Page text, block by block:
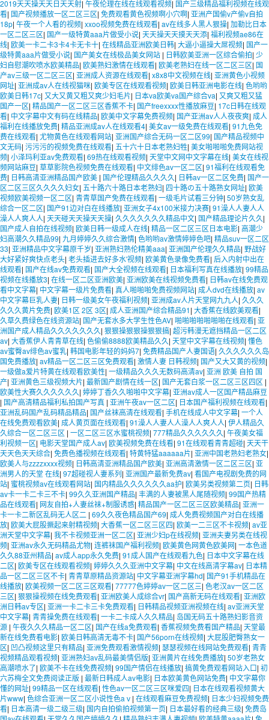
2019天天操天天日天天射| 午夜伦理在线在线观看视频| 国产三级精品福利视频在线观
看| 国产视频播放一区二区三区| 免费观看黄色视频啊小穴啊| 亚洲产国偷v产偷v自拍
18p| 午夜一个人看的视频| xxoo视频免费在线观看| av在线多人黑人狠操| 加勒比日本
一区二区三区| 国产一级特黄aaa片做受小说| 天天操天天摸天天添| 福利视频ae86在
线| 欧美一卡二卡3卡4卡无卡十| 在线精品亚洲欧美日韩| 大逼小逼操大屌视频| 国产一
级特黄aaa片做受小说| 国产美女在线极品美女网站 | 日韩欧美亚洲一区综合偷拍| 少
妇自慰潮吹喷水欧美精品| 欧美熟妇激情在线观看| 欧美老熟妇在线一区二区三区| 国
产av三级一区二区三区| 亚洲成人资源在线观看| x8x8中文视频在线| 亚洲黄色小视频
网址| 亚洲成av人在线视猫咪| 欧美专区在线观看视频| 欧美日韩亚洲电影在线| 色哟哟
欧美日韩17c| 又大又黄又粗又爽少妇毛片| 日本va欧美va国产综合va| 又爽又粗又猛
国产一区| 精品国产一区二区三区香蕉不卡| 国产freexxxx性播放麻豆| 17c日韩在线观
看| 中文字幕中文有码在线精品| 欧美中文字幕免费视频| 国产亚洲av人人夜夜爽| 成人
福利在线播放免费| 精品亚洲成av人在线观看4| 美女av一级免费在线观看| 91九色免
费在线观看| 尤物黄色在线观看网站| 亚洲国产综合无码一区二区99| 国产精品视频中
文无码| 污污污的视频免费在线观看| 五十六十日本老熟妇牲| 美女啪啪啪免费网站视
频| 小泽玛利亚av免费观看| 69热在线观看视频| 天堂中文网中文字幕在线| 美女在线视
频网站麻豆| 草草影院色视频免费在线观看| 中文绯色av一区二区| 91福利在线观看免
费| 日韩高清亚洲精品国产欧美 | 国产伦理精品久久久久| 日韩av一区二区免费| 国产一
区二区三区久久久久妇女| 五十路六十路日本老熟妇| 四十路の五十路熟女网址| 欧美
视频欧美视频一区二区| 青青草国产免费在线观看| 一级毛片试看三分钟| 50岁熟女乱
综合一区二区| 国产91边对白在线播放| 亚洲女子4x100米接力决赛| 91澡人人妻人人
澡人人爽人人| 天天碰天天操天天操| 久久久久久久久精品中文| 国产精品理论片久久|
国产成人自拍在线视频| 欧美日韩一级成人在线| 精品一区二区三区日本电影| 高潮少
妇高潮久久精品99| 九月婷婷久久综合激情| 色哟哟av激情婷婷色吧| 精品suv一区二区
33| 亚洲精品中文字幕原千岁| 亚洲熟妇熟伦精美aaa| 亚洲国产伦理久久精品| 野战好
大好紧好爽快点老头| 老头插进去好多水'视频| 欧美黄色录像免费看| 后入内射中出在
线观看| 国产在线av免费观看| 国产大全视频在线观看| 日本福利写真在线播放| 99精品
视频在线播放3| 在线一区二区亚洲欧美| 亚洲欧美在线视频免费看| 日韩av在线免费观
看中文字幕| 中文字幕一级片免费看| 真人啪啪啪免费视频网站| 成人dvd在线播放| av
中文字幕巨乳人妻| 日韩一级美女午夜福利视频| 亚洲成av人片天堂网九九人| 久久久
久久久黄片免费| 欧美1区 2区 3区| 成人亚洲国产综合精品91| 大香蕉在线欧美观看|
久草久费绿色在线资源站| 国产无套水多大学生性色AV| 啪啪啪啪啪啪啪在线观看| 亚
洲国产成人精品久久久久久久久| 狠狠操狠狠操狠狠搞| 超污韩漫无遮挡精品一区二区
av| 大香蕉伊人青青草在线| 色偷偷8888欧美精品久久| 天堂中文字幕在线视频| 懂色
av蜜臀av绯色av蜜乳| 韩国电影年轻的妈妈7| 免费精品国产人妻国语| 久久久久久久岛
国免费播放| av精品一区二区三区免费观看| 激情人妻 日韩视频| 国产又大又黄的视频|
一级做a爱片特黄在线观看欧美性| 一级精品久久久无数码高清av| 亚洲 欧美 自拍 国
产| 亚洲黄色三级视频大片| 最新国产剧情在线一区| 国产无套白浆一区二区三区四区 |
欧美性大赛久久久久久久| 婷婷丁香久久啪啪中文字幕| 亚洲av成人一区国产精品麻豆
| 国产高清精品福利私拍国产写真 | 亚洲午夜av一区二区| 日本国产福利视频在线观看|
亚洲乱码国产乱码精品精品| 国产丝袜高清在线观看| 手机在线成人中文字幕| 一个人
在线免费观看欧美| 成人黄页面在线观看| 91澡人人妻人人澡人人爽人人| 伊人精品久
久综合一区二区三区 | 一区二区三区水蜜桃视频| 777精品久久久久久久| 午夜美女福
利视频一区| 电影天堂国产成人av| 欧美视频免费在线看| 91在线观看青青超碰| 天天干
天天色天天综合| 免费色播视频在线观看| 特黄特猛aaaaaa片| 亚洲中国老熟妇老熟女|
欧美人与zzzzxxxx视频| 日韩高清亚洲精品国产欧美| 亚洲高清激情一区二区三区| 亚
洲男人的天堂 在线| 97超碰视人妻系列| 亚洲国产最新免费av| 看国产电视剧免费的网
站| 蜜桃视频av在线观看网站| 国内精品久久久久久久aa护| 欧美另类视频第二页| 日韩
av卡一卡二卡三不卡| 99久久亚洲国产精品| 丰满的人妻被黑人尾随视频| 99国产热精
品在线观看| 网友自拍+人妻丝袜+制服诱惑| 精品国产一区二区三区欧美精品| 亚洲一
卡一卡二新区乱码无人区二 | 69久久夜色精品国产69| 成人免费视频国产对白在线播
放| 欧美大屁股撅起来射精视频| 大香蕉一区二区三区四| 欧美一二三区不卡视频| av亚
洲天堂中文字幕| 我不卡视频亚洲一区二区| 亚洲少妇p在线视频| 亚洲夫妻另类在线视
频| 亚洲av永久无码精品尤物| 连裤袜国产福利视频| 欧美黄色网黄色欧美网| 一本色道
久久88亚州精品| av成人app永久免费| 91成人国产在线观看九色| 日本中文字幕在线
二区| 欧美专区在线观看视频| 婷婷久久久亚洲中文字幕| 中文在线高清字幕av| 日本精
品一区二区三区不卡| 青青草原精品资源站| 中文字幕亚洲字幕hd| 国产91手机精品在
线播放| 欧美视频一区二区三区观看| 77777色婷婷av一区二区三| 色老汉av一区二区
三区| 狠狠操视频在线免费观看| 亚洲欧美人成综合vr| 国产高新无码在线观看| 亚洲欧
洲日韩av专区| 亚洲一卡二卡三卡免费观看| 日韩精品视频亚洲视频在线| av亚洲天堂
中文字幕| 青青操免费在线观看| 一卡二卡成人久久精品| 岛国无码五十路熟妇影音资
源 | 午夜久久久精品一区二区| 国产在线a免费观看| 香蕉视频免费看国产精品| 天堂最
新在线免费看电影| 欧美日韩高清无毒不卡| 国产56porn在线视频| 大屁股肥臀熟女一
区| 凹凸视频这里只有精品| 亚洲免费观看激情视频| 瑟瑟视频在线网站免费观看| 青青
视频精品观看视频| 亚洲熟妇av乱码最美情侣版| 亚洲黄片在线免费播放| 50岁老熟女
高潮喷水了| 欧美不卡在线免费视频| 99国产情侣在线播放| 搞黄免费观看网站入口| 初
六苏梅全文免费阅读正版 | 最新日韩成人av电影| 日本欧美黄色网站免费| 中文字幕你
懂的网址| 99精品一区在线观看| 性色av一区二区三区咪爱四| 日本在线观看视频黄大
片www| 色综合亚洲一区二区小说性色aⅴ | 在线观看麻豆免费视频| 日本少妇视频免费
看| 日本高清一级二级三级| 国内自拍偷拍视频第一页| 日本最好看的经典三级| 免费岛